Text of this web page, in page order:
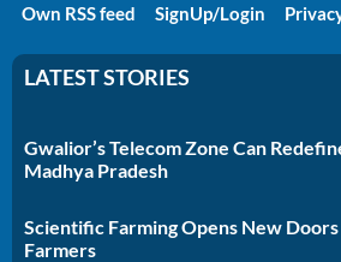
Own RSS feed
SignUp/Login
LATEST STORIES
Gwalior’s Telecom Zone Can
Madhya Pradesh
Scientific Farming Opens New
Farmers